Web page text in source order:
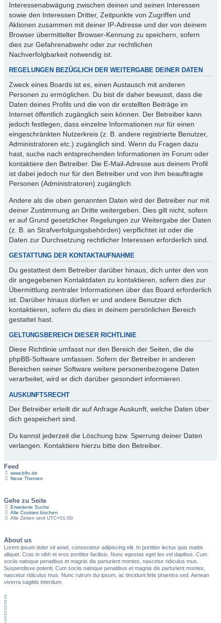
Interessenabwägung zwischen deinen und seinen Interessen
sowie den Interessen Dritter, Zeitpunkte von Zugriffen und
Aktionen zusammen mit deiner IP-Adresse und der von deinem
Browser übermittelter Browser-Kennung zu speichern, sofern
dies zur Gefahrenabwehr oder zur rechtlichen
Nachverfolgbarkeit notwendig ist.
REGELUNGEN BEZÜGLICH DER WEITERGABE DEINER DATEN
Zweck eines Boards ist es, einen Austausch mit anderen
Personen zu ermöglichen. Du bist dir daher bewusst, dass die
Daten deines Profils und die von dir erstellten Beiträge im
Internet öffentlich zugänglich sein können. Der Betreiber kann
jedoch festlegen, dass einzelne Informationen nur für einen
eingeschränkten Nutzerkreis (z. B. andere registrierte Benutzer,
Administratoren etc.) zugänglich sind. Wenn du Fragen dazu
hast, suche nach entsprechenden Informationen im Forum oder
kontaktiere den Betreiber. Die E-Mail-Adresse aus deinem Profil
ist dabei jedoch nur für den Betreiber und von ihm beauftragte
Personen (Administratoren) zugänglich.
Andere als die oben genannten Daten wird der Betreiber nur mit
deiner Zustimmung an Dritte weitergeben. Dies gilt nicht, sofern
er auf Grund gesetzlicher Regelungen zur Weitergabe der Daten
(z. B. an Strafverfolgungsbehörden) verpflichtet ist oder die
Daten zur Durchsetzung rechtlicher Interessen erforderlich sind.
GESTATTUNG DER KONTAKTAUFNAHME
Du gestattest dem Betreiber darüber hinaus, dich unter den von
dir angegebenen Kontaktdaten zu kontaktieren, sofern dies zur
Übermittlung zentraler Informationen über das Board erforderlich
ist. Darüber hinaus dürfen er und andere Benutzer dich
kontaktieren, sofern du dies in deinem persönlichen Bereich
gestattet hast.
GELTUNGSBEREICH DIESER RICHTLINIE
Diese Richtlinie umfasst nur den Bereich der Seiten, die die
phpBB-Software umfassen. Sofern der Betreiber in anderen
Bereichen seiner Software weitere personenbezogene Daten
verarbeitet, wird er dich darüber gesondert informieren.
AUSKUNFTSRECHT
Der Betreiber erteilt dir auf Anfrage Auskunft, welche Daten über
dich gespeichert sind.
Du kannst jederzeit die Löschung bzw. Sperrung deiner Daten
verlangen. Kontaktiere hierzu bitte den Betreiber.
Feed
www.bifo.de
Neue Themen
Gehe zu Seite
Erweiterte Suche
Alle Cookies löschen
Alle Zeiten sind UTC+01:00
About us
Lorem ipsum dolor sit amet, consectetur adipiscing elit. In porttitor lectus quis mattis
aliquet. Cras in nibh et eros porttitor facilisis. Nunc egestas eget leo vel dapibus. Cum
sociis natoque penatibus et magnis dis parturient montes, nascetur ridiculus mus.
Suspendisse potenti. Cum sociis natoque penatibus et magnis dis parturient montes,
nascetur ridiculus mus. Nunc rutrum dui ipsum, ac tincidunt felis pharetra sed. Aenean
viverra sagittis interdum.